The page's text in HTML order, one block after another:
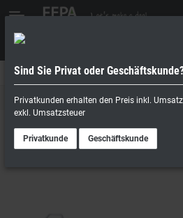
Geschäftskunde
Einhängekorb für Tiefkühltruhen
Sind Sie Privat oder
Privatkunden erhalten den Preis inkl.
exkl. Umsatzsteuer
Privatkunde Geschäftskunde